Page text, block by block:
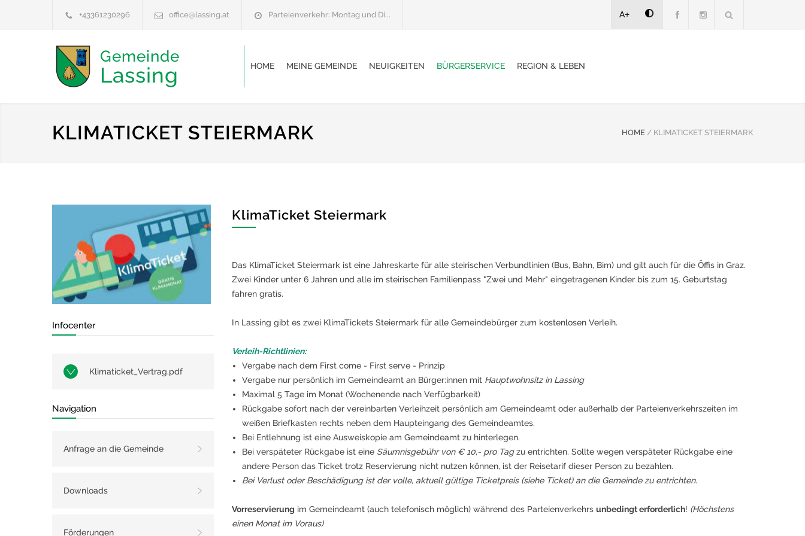
+43361230296 office@lassing.at Parteienverkehr: Montag und Di... A+
Gemeinde
Lassing HOME MEINE GEMEINDE NEUIGKEITEN BÜRGERSERVICE REGION & LEBEN
KLIMATICKET STEIERMARK HOME / KLIMATICKET STEIERMARK
Infocenter
Klimaticket_Vertrag.pdf
Navigation
Anfrage an die Gemeinde
Downloads
Förderungen
KlimaTicket Steiermark
Das KlimaTicket Steiermark ist eine Jahreskarte für alle steirischen Verbundlinien (Bus, Bahn, Bim) und gilt auch für die Öffis in Graz.
Zwei Kinder unter 6 Jahren und alle im steirischen Familienpass "Zwei und Mehr" eingetragenen Kinder bis zum 15. Geburtstag
fahren gratis.
In Lassing gibt es zwei KlimaTickets Steiermark für alle Gemeindebürger zum kostenlosen Verleih.
Verleih-Richtlinien:
Vergabe nach dem First come - First serve - Prinzip
Vergabe nur persönlich im Gemeindeamt an Bürger:innen mit Hauptwohnsitz in Lassing
Maximal 5 Tage im Monat (Wochenende nach Verfügbarkeit)
Rückgabe sofort nach der vereinbarten Verleihzeit persönlich am Gemeindeamt oder außerhalb der Parteienverkehrszeiten im
weißen Briefkasten rechts neben dem Haupteingang des Gemeindeamtes.
Bei Entlehnung ist eine Ausweiskopie am Gemeindeamt zu hinterlegen.
Bei verspäteter Rückgabe ist eine Säumnisgebühr von € 10,- pro Tagzu entrichten. Sollte wegen verspäteter Rückgabe eine
andere Person das Ticket trotz Reservierung nicht nutzen können, ist der Reisetarif dieser Person zu bezahlen.
Bei Verlust oder Beschädigung ist der volle, aktuell gültige Ticketpreis (siehe Ticket) an die Gemeinde zu entrichten.
Vorreservierung im Gemeindeamt (auch telefonisch möglich) während des Parteienverkehrs unbedingt erforderlich! (Höchstens
einen Monat im Voraus)